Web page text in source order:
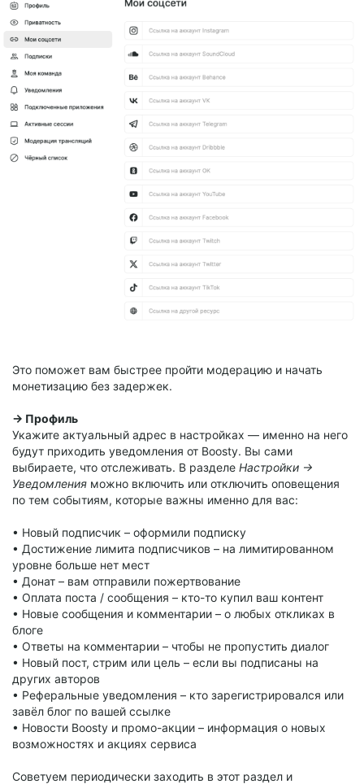
Это поможет вам быстрее пройти модерацию и начать
монетизацию без задержек.
→ Профиль
Укажите актуальный адрес в настройках — именно на него
будут приходить уведомления от Boosty. Вы сами
выбираете, что отслеживать. В разделе Настройки →
Уведомления можно включить или отключить оповещения
по тем событиям, которые важны именно для вас:
• Новый подписчик – оформили подписку
• Достижение лимита подписчиков – на лимитированном
уровне больше нет мест
• Донат – вам отправили пожертвование
• Оплата поста / сообщения – кто-то купил ваш контент
• Новые сообщения и комментарии – о любых откликах в
блоге
• Ответы на комментарии – чтобы не пропустить диалог
• Новый пост, стрим или цель – если вы подписаны на
других авторов
• Реферальные уведомления – кто зарегистрировался или
завёл блог по вашей ссылке
• Новости Boosty и промо-акции – информация о новых
возможностях и акциях сервиса
Советуем периодически заходить в этот раздел и